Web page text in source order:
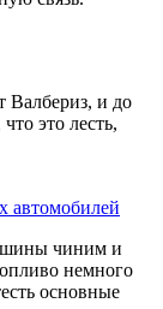
Валбериз, и до
это лесть,
автомобилей
чиним и
немного
основные